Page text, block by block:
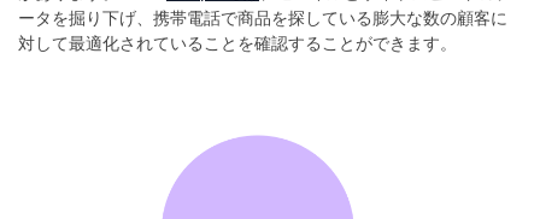
ータを掘り下げ、携帯電話で商品を探している膨大な数の顧客に
対して最適化されていることを確認することができます。